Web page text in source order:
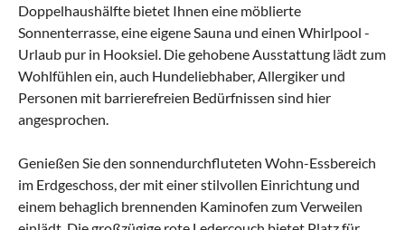
Doppelhaushälfte bietet Ihnen eine möblierte
Sonnenterrasse, eine eigene Sauna und einen Whirlpool -
Urlaub pur in Hooksiel. Die gehobene Ausstattung lädt zum
Wohlfühlen ein, auch Hundeliebhaber, Allergiker und
Personen mit barrierefreien Bedürfnissen sind hier
angesprochen.
Genießen Sie den sonnendurchfluteten Wohn-Essbereich
im Erdgeschoss, der mit einer stilvollen Einrichtung und
einem behaglich brennenden Kaminofen zum Verweilen